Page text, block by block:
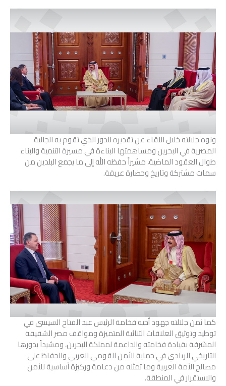
ونوه جلالته خلال اللقاء عن تقديره للدور الذي تقوم به الجالية
المصرية في البحرين ومساهمتها البناءة في مسيرة التنمية والبناء
طوال العقود الماضية، مشيراً حفظه الله إلى ما يجمع البلدين من
سمات مشتركة وتاريخ وحضارة عريقة.
كما ثمن جلالته جهود أخيه فخامة الرئيس عبد الفتاح السيسي في
توطيد وتوثيق العلاقات الثنائية المتميزة ومواقف مصر الشقيقة
المشرفة بقيادة فخامته والداعمة لمملكة البحرين، ومشيداً بدورها
التاريخي الريادي في حماية الأمن القومي العربي والحفاظ على
مصالح الأمة العربية وما تمثله من دعامة وركيزة أساسية للأمن
والاستقرار في المنطقة.